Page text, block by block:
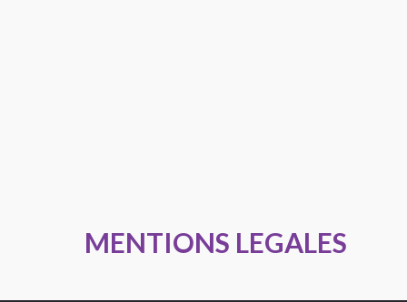
MENTIONS LEGALES